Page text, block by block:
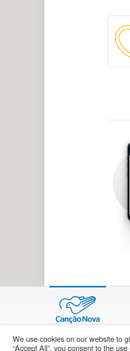
cancaonova.com© 2002 –
Todos os direitos reservados.
We use cookies on our website to
“Accept All”, you consent to the